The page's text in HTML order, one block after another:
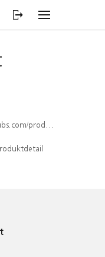
isin/CH1581940900